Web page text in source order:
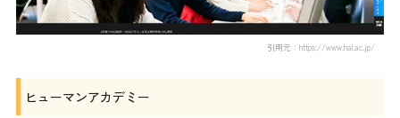
引用元：https://www.hal.ac.jp/
ヒューマンアカデミー